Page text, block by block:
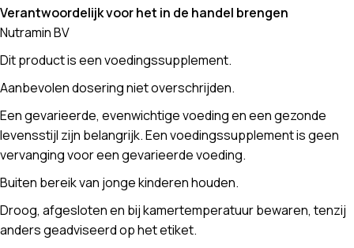
Verantwoordelijk voor het in de handel brengen
Nutramin BV
Dit product is een voedingssupplement.
Aanbevolen dosering niet overschrijden.
Een gevarieerde, evenwichtige voeding en een gezonde
levensstijl zijn belangrijk. Een voedingssupplement is geen
vervanging voor een gevarieerde voeding.
Buiten bereik van jonge kinderen houden.
Droog, afgesloten en bij kamertemperatuur bewaren, tenzij
anders geadviseerd op het etiket.